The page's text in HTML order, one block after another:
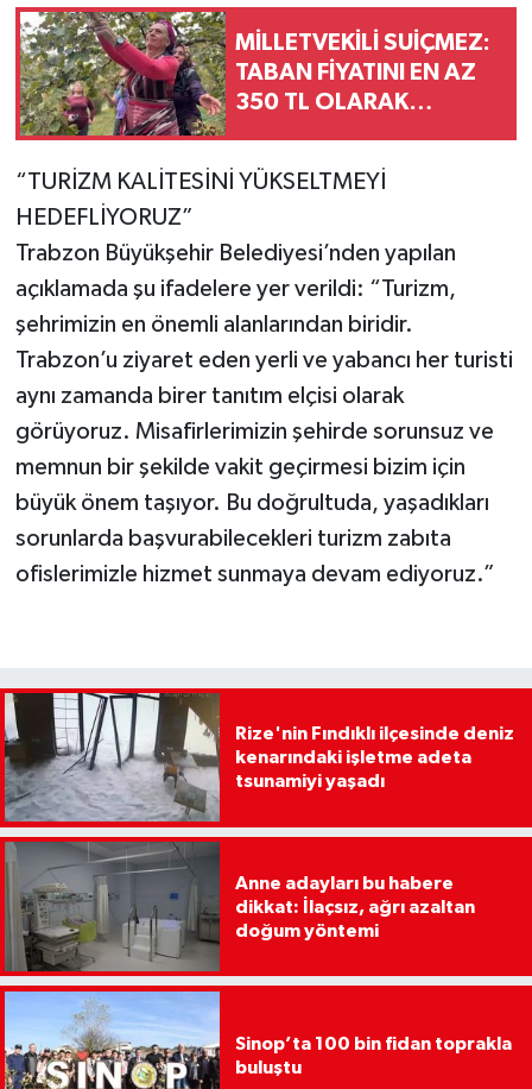
MİLLETVEKİLİ SUİÇMEZ:
TABAN FİYATINI EN AZ
350 TL OLARAK
“TURİZM KALİTESİNİ YÜKSELTMEYİ
HEDEFLİYORUZ”
Trabzon Büyükşehir Belediyesi’nden yapılan
açıklamada şu ifadelere yer verildi: “Turizm,
şehrimizin en önemli alanlarından biridir.
Trabzon’u ziyaret eden yerli ve yabancı her turisti
aynı zamanda birer tanıtım elçisi olarak
görüyoruz. Misafirlerimizin şehirde sorunsuz ve
memnun bir şekilde vakit geçirmesi bizim için
büyük önem taşıyor. Bu doğrultuda, yaşadıkları
sorunlarda başvurabilecekleri turizm zabıta
ofislerimizle hizmet sunmaya devam ediyoruz.”
Rize'nin Fındıklı ilçesinde deniz
kenarındaki işletme adeta
tsunamiyi yaşadı
Anne adayları bu habere
dikkat: İlaçsız, ağrı azaltan
doğum yöntemi
Sinop’ta 100 bin fidan toprakla
buluştu